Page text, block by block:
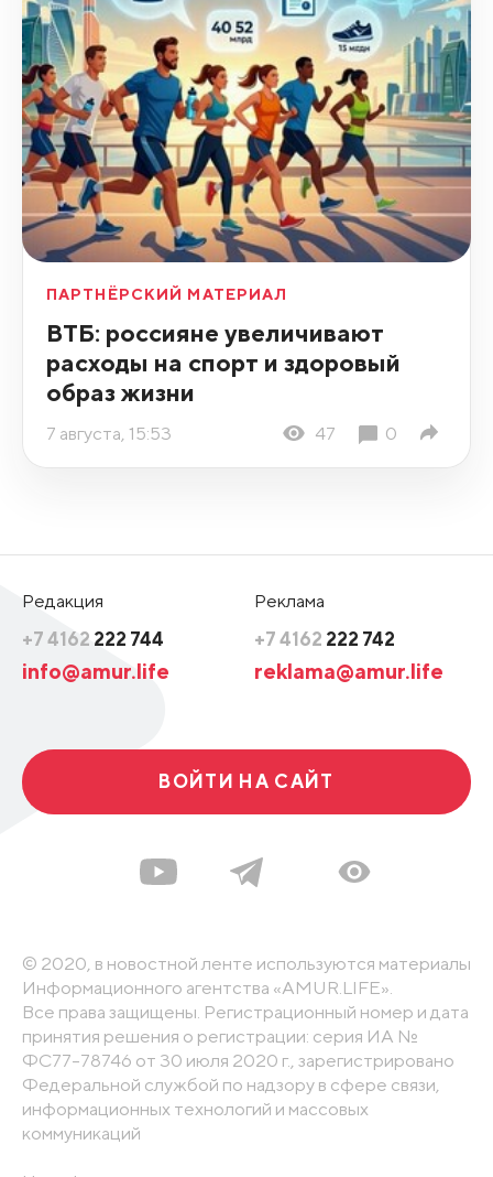
ПАРТНЁРСКИЙ МАТЕРИАЛ
ВТБ: россияне увеличивают
расходы на спорт и здоровый
образ жизни
7 августа, 15:53 47 0
Редакция
+7 4162 222 744
info@amur.life
Реклама
+7 4162 222 742
reklama@amur.life
ВОЙТИ НА САЙТ
© 2020, в новостной ленте используются материалы
Информационного агентства «AMUR.LIFE».
Все права защищены. Регистрационный номер и дата
принятия решения о регистрации: серия ИА №
ФС77-78746 от 30 июля 2020 г., зарегистрировано
Федеральной службой по надзору в сфере связи,
информационных технологий и массовых
коммуникаций